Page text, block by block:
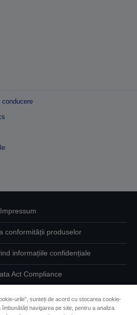
conducere
Impressum
conformității produselor
informațiile confidențiale
Act Compliance
urile”, sunteți de acord cu stocarea cookie-
navigarea pe site, pentru a analiza